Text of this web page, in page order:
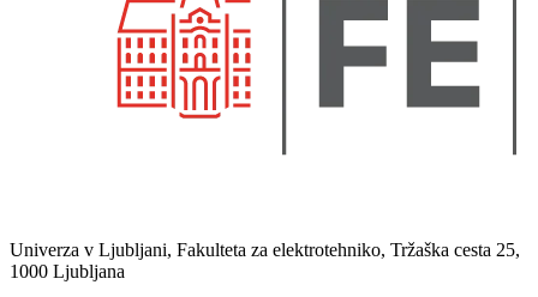
Univerza v Ljubljani, Fakulteta za elektrotehniko, Tržaška cesta 25,
1000 Ljubljana